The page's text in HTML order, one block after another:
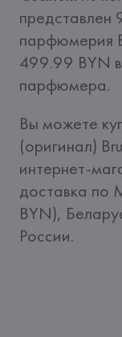
парфюмерия
499.99 BYN
парфюмера.
Вы можете
(оригинал)
интернет-
доставка по
BYN),
России.